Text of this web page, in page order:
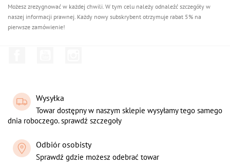
Możesz zrezygnować w każdej chwili. W tym celu należy odnaleźć szczegóły w
naszej informacji prawnej. Każdy nowy subskrybent otrzymuje rabat 5% na
pierwsze zamówienie!
Wysyłka
Towar dostępny w naszym sklepie wysyłamy tego samego
dnia roboczego. sprawdź szczegoły
Odbiór osobisty
Sprawdź gdzie możesz odebrać towar